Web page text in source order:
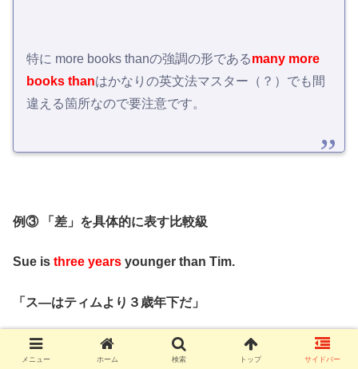
特に more books thanの強調の形であるmany more
books thanはかなりの英文法マスター（？）でも間
違える箇所なので要注意です。
例③ 「差」を具体的に表す比較級
Sue is three years younger than Tim.
「ス―はティムより３歳年下だ」
メニュー ホーム 検索 トップ サイドバー